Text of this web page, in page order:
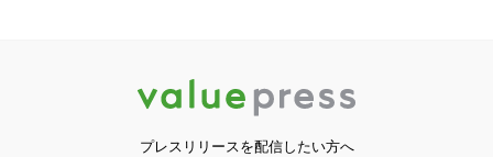
プレスリリースを配信したい方へ